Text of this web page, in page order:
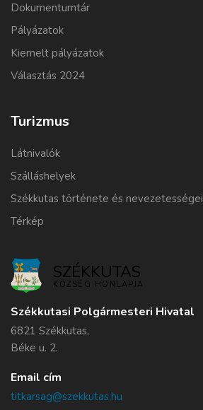
Dokumentumtár
Pályázatok
Kiemelt pályázatok
Választás 2024
Turizmus
Látnivalók
Szálláshelyek
Székkutas története és nevezetességei
Térkép
SZÉKKUTAS
KÖZSÉG HONLAPJA
Székkutasi Polgármesteri Hivatal
6821 Székkutas,
Béke u. 2.
Email cím
titkarsag@szekkutas.hu